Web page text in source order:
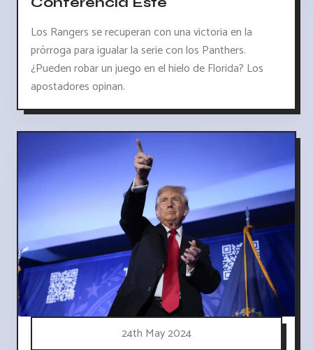
Los Rangers se recuperan con una victoria en la
prórroga para igualar la serie con los Panthers.
¿Pueden robar un juego en el hielo de Florida? Los
apostadores opinan.
24th May 2024